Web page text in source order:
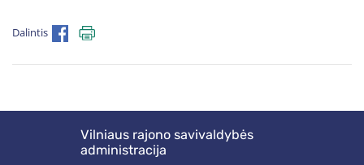
Dalintis
Vilniaus rajono savivaldybės
administracija